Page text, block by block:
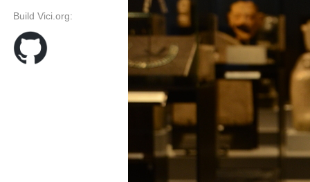
Build Vici.org: